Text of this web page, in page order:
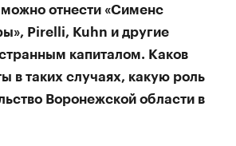
отнести «Сименс
Pirelli, Kuhn и другие
капиталом. Каков
в таких случаях, какую роль
Воронежской области в